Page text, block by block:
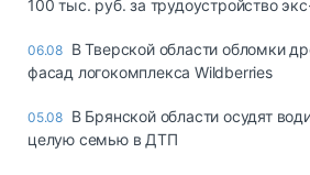
100 тыс. руб. за трудоустройство
06.08 В Тверской области обломки
фасад логокомплекса Wildberries
05.08 В Брянской области осудят
целую семью в ДТП